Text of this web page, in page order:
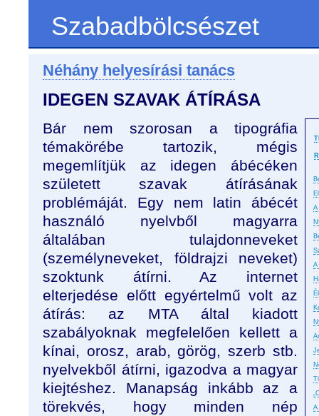
Szabadbölcsészet
Néhány helyesírási tanács
IDEGEN SZAVAK ÁTÍRÁSA
A
A
A
Bár nem szorosan a tipográfia
témakörébe tartozik, mégis
megemlítjük az idegen ábécéken
született szavak átírásának
problémáját. Egy nem latin ábécét
használó nyelvből magyarra
általában tulajdonneveket
(személyneveket, földrajzi neveket)
szoktunk átírni. Az internet
elterjedése előtt egyértelmű volt az
átírás: az MTA által kiadott
szabályoknak megfelelően kellett a
kínai, orosz, arab, görög, szerb stb.
nyelvekből átírni, igazodva a magyar
kiejtéshez. Manapság inkább az a
törekvés, hogy minden nép